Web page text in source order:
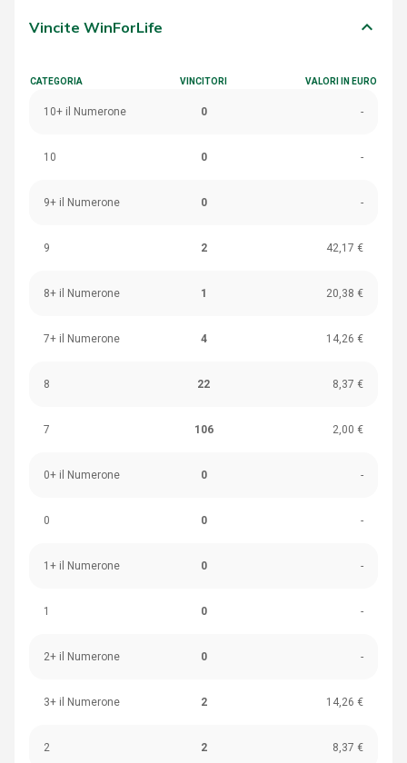
Vincite WinForLife keyboard_arrow_down
CATEGORIA VINCITORI VALORI IN EURO
10+ il Numerone 0 -
10 0 -
9+ il Numerone 0 -
9 2 42,17 €
8+ il Numerone 1 20,38 €
7+ il Numerone 4 14,26 €
8 22 8,37 €
7 106 2,00 €
0+ il Numerone 0 -
0 0 -
1+ il Numerone 0 -
1 0 -
2+ il Numerone 0 -
3+ il Numerone 2 14,26 €
2 2 8,37 €